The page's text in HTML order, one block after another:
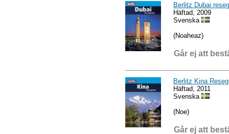
Berlitz Dubai
Häftad, 2009
Svenska
(Noaheaz)
Går ej att
Berlitz Kina
Häftad, 2011
Svenska
(Noe)
Går ej att